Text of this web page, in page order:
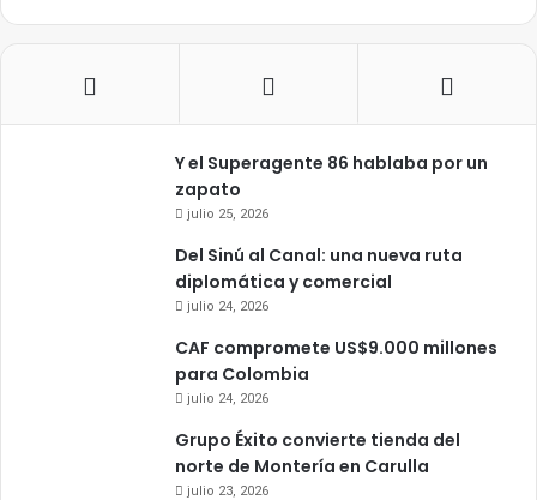
Y el Superagente 86 hablaba por un
zapato
julio 25, 2026
Del Sinú al Canal: una nueva ruta
diplomática y comercial
julio 24, 2026
CAF compromete US$9.000 millones
para Colombia
julio 24, 2026
Grupo Éxito convierte tienda del
norte de Montería en Carulla
julio 23, 2026